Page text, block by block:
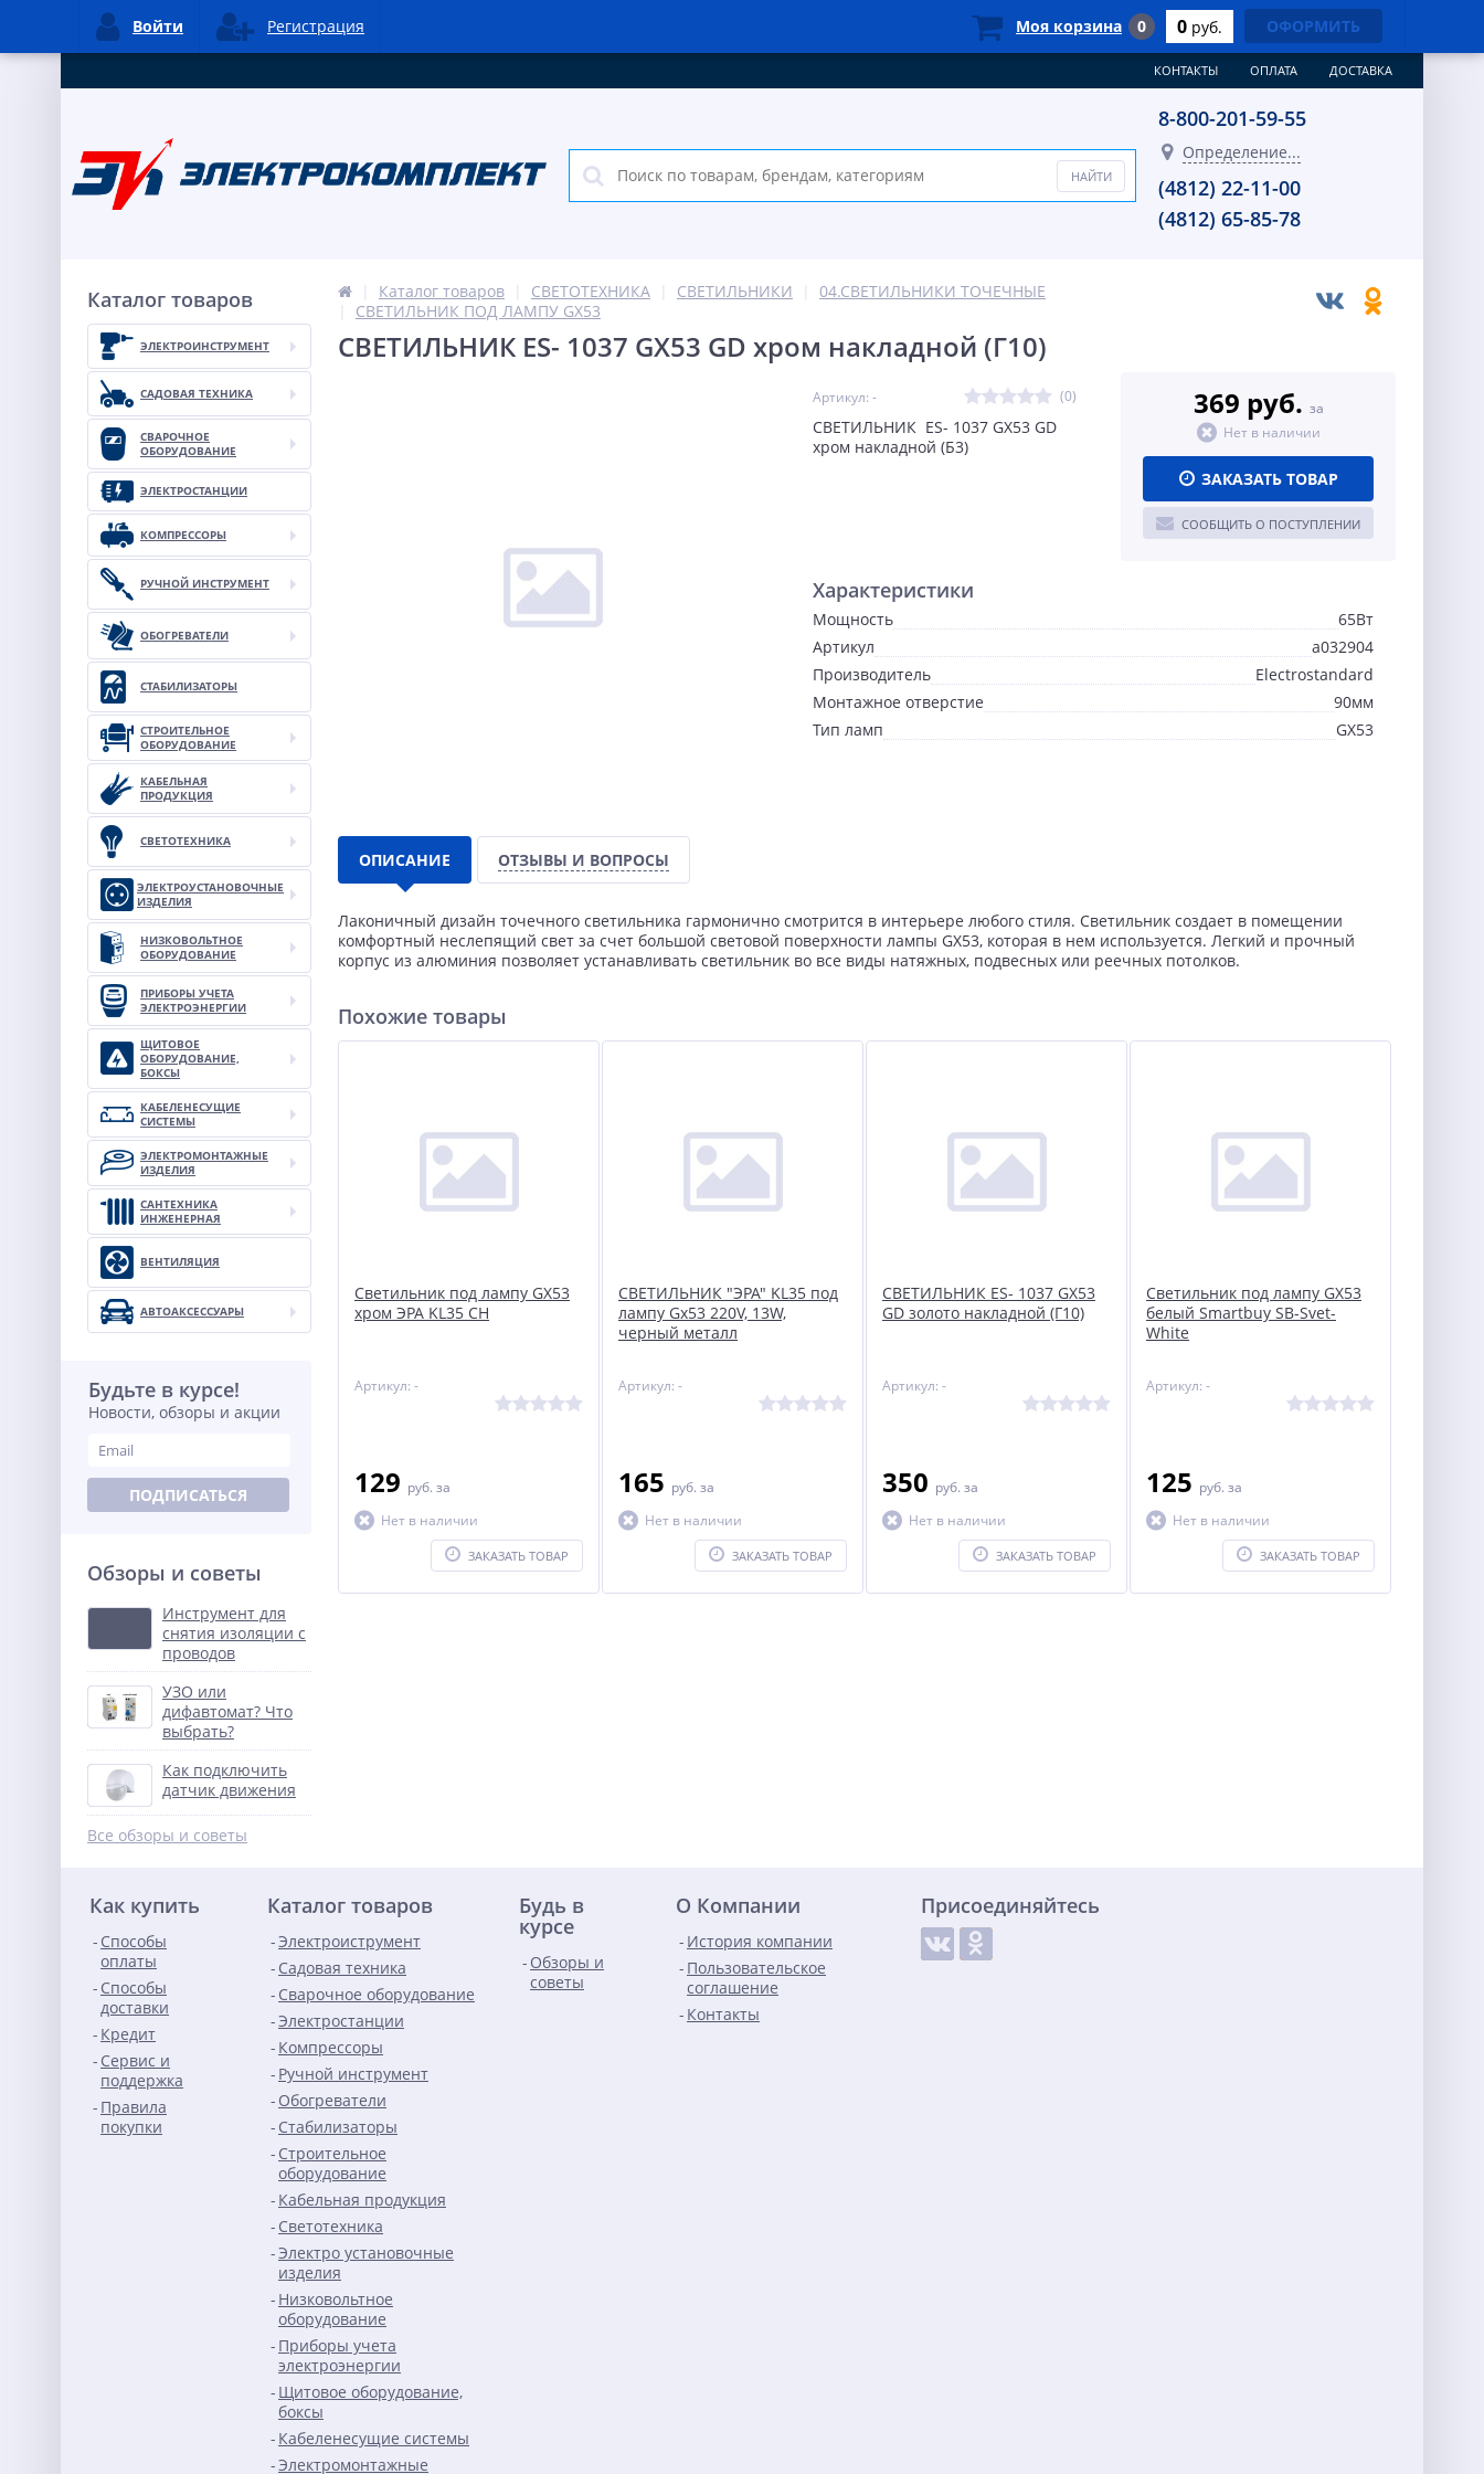
КОНТАКТЫ ОПЛАТА ДОСТАВКА
8-800-201-59-55
Определение...
(4812) 22-11-00
(4812) 65-85-78
Каталог товаров
ЭЛЕКТРОИНСТРУМЕНТ
САДОВАЯ ТЕХНИКА
СВАРОЧНОЕ
ОБОРУДОВАНИЕ
ЭЛЕКТРОСТАНЦИИ
КОМПРЕССОРЫ
РУЧНОЙ ИНСТРУМЕНТ
ОБОГРЕВАТЕЛИ
СТАБИЛИЗАТОРЫ
СТРОИТЕЛЬНОЕ
ОБОРУДОВАНИЕ
КАБЕЛЬНАЯ
ПРОДУКЦИЯ
СВЕТОТЕХНИКА
ЭЛЕКТРОУСТАНОВОЧНЫЕ
ИЗДЕЛИЯ
НИЗКОВОЛЬТНОЕ
ОБОРУДОВАНИЕ
ПРИБОРЫ УЧЕТА
ЭЛЕКТРОЭНЕРГИИ
ЩИТОВОЕ
ОБОРУДОВАНИЕ,
БОКСЫ
КАБЕЛЕНЕСУЩИЕ
СИСТЕМЫ
ЭЛЕКТРОМОНТАЖНЫЕ
ИЗДЕЛИЯ
САНТЕХНИКА
ИНЖЕНЕРНАЯ
ВЕНТИЛЯЦИЯ
АВТОАКСЕССУАРЫ
Будьте в курсе!
Новости, обзоры и акции
ПОДПИСАТЬСЯ
Обзоры и советы
Инструмент для
снятия изоляции с
проводов
УЗО или
дифавтомат? Что
выбрать?
Как подключить
датчик движения
Все обзоры и советы
Каталог товаров СВЕТОТЕХНИКА СВЕТИЛЬНИКИ
04.СВЕТИЛЬНИКИ ТОЧЕЧНЫЕ
СВЕТИЛЬНИК ПОД ЛАМПУ GX53
СВЕТИЛЬНИК ES- 1037 GX53 GD хром накладной (Г10)
Артикул: - (0)
СВЕТИЛЬНИК ES- 1037 GX53 GD
хром накладной (Б3)
369 руб. за
Нет в наличии
ЗАКАЗАТЬ ТОВАР
СООБЩИТЬ О ПОСТУПЛЕНИИ
Характеристики
Мощность
65Вт
Артикул
a032904
Производитель
Electrostandard
Монтажное отверстие
90мм
Тип ламп
GX53
ОПИСАНИЕ ОТЗЫВЫ И ВОПРОСЫ
Лаконичный дизайн точечного светильника гармонично смотрится в интерьере любого стиля. Светильник создает в помещении
комфортный неслепящий свет за счет большой световой поверхности лампы GX53, которая в нем используется. Легкий и прочный
корпус из алюминия позволяет устанавливать светильник во все виды натяжных, подвесных или реечных потолков.
Похожие товары
Светильник под лампу GX53
хром ЭРА KL35 CH
Артикул: -
129 руб. за
Нет в наличии
ЗАКАЗАТЬ ТОВАР
СВЕТИЛЬНИК "ЭРА" KL35 под
лампу Gx53 220V, 13W,
черный металл
Артикул: -
165 руб. за
Нет в наличии
ЗАКАЗАТЬ ТОВАР
СВЕТИЛЬНИК ES- 1037 GX53
GD золото накладной (Г10)
Артикул: -
350 руб. за
Нет в наличии
ЗАКАЗАТЬ ТОВАР
Светильник под лампу GX53
белый Smartbuy SB-Svet-
White
Артикул: -
125 руб. за
Нет в наличии
ЗАКАЗАТЬ ТОВАР
Как купить
Способы
оплаты
Способы
доставки
Кредит
Сервис и
поддержка
Правила
покупки
Каталог товаров
Электроиструмент
Садовая техника
Сварочное оборудование
Электростанции
Компрессоры
Ручной инструмент
Обогреватели
Стабилизаторы
Строительное
оборудование
Кабельная продукция
Светотехника
Электро установочные
изделия
Низковольтное
оборудование
Приборы учета
электроэнергии
Щитовое оборудование,
боксы
Кабеленесущие системы
Электромонтажные
Будь в
курсе
Обзоры и
советы
О Компании
История компании
Пользовательское
соглашение
Контакты
Присоединяйтесь
Войти Регистрация Моя корзина 0 0 руб. ОФОРМИТЬ